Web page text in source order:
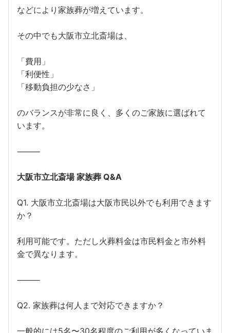
などにより家族葬が増えています。
その中でも大阪市立北斎場は、
「費用」
「利便性」
「移動負担の少なさ」
のバランスが非常に良く、多くのご家族に選ばれて
います。
⸻
大阪市立北斎場 家族葬 Q&A
Q1. 大阪市立北斎場は大阪市民以外でも利用できます
か？
利用可能です。ただし火葬料金は市民料金と市外料
金で異なります。
⸻
Q2. 家族葬は何人まで対応できますか？
一般的には5名〜30名程度のご利用が多くなっていま